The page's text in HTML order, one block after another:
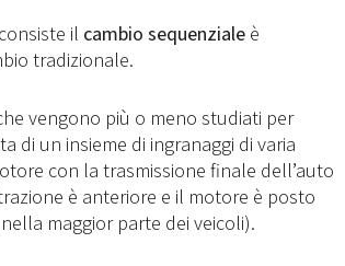
il cambio sequenziale è
tradizionale.
vengono più o meno studiati per
di un insieme di ingranaggi di varia
con la trasmissione finale dell’auto
è anteriore e il motore è posto
maggior parte dei veicoli).